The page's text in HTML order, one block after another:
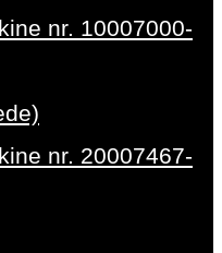
nr. 10007000-
nr. 20007467-